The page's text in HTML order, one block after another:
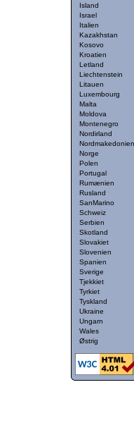
Island
Israel
Italien
Kazakhstan
Kosovo
Kroatien
Letland
Liechtenstein
Litauen
Luxembourg
Malta
Moldova
Montenegro
Nordirland
Nordmakedonien
Norge
Polen
Portugal
Rumænien
Rusland
SanMarino
Schweiz
Serbien
Skotland
Slovakiet
Slovenien
Spanien
Sverige
Tjekkiet
Tyrkiet
Tyskland
Ukraine
Ungarn
Wales
Østrig